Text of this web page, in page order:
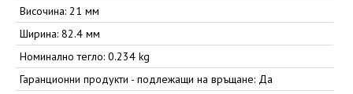
Височина: 21 мм
Ширина: 82.4 мм
Номинално тегло: 0.234 kg
Гаранционни продукти - подлежащи на връщане: Да